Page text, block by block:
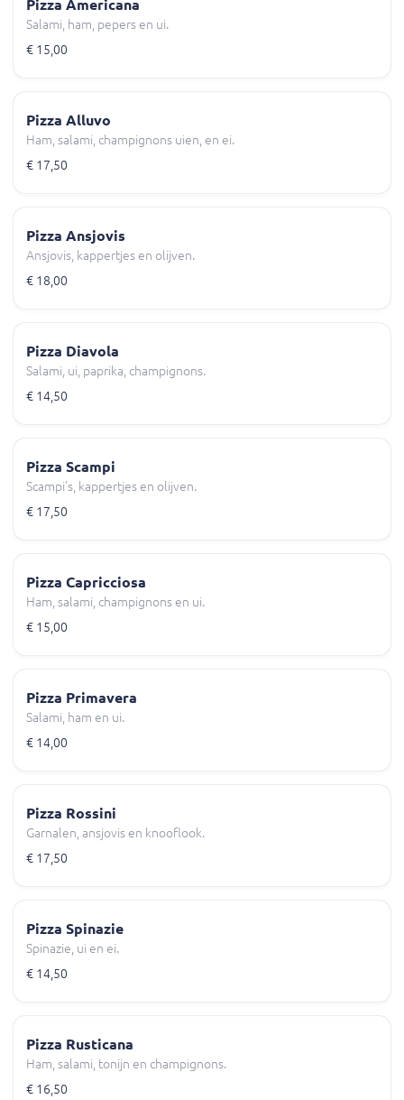
Pizza Americana
Salami, ham, pepers en ui.
€ 15,00
Pizza Alluvo
Ham, salami, champignons uien, en ei.
€ 17,50
Pizza Ansjovis
Ansjovis, kappertjes en olijven.
€ 18,00
Pizza Diavola
Salami, ui, paprika, champignons.
€ 14,50
Pizza Scampi
Scampi's, kappertjes en olijven.
€ 17,50
Pizza Capricciosa
Ham, salami, champignons en ui.
€ 15,00
Pizza Primavera
Salami, ham en ui.
€ 14,00
Pizza Rossini
Garnalen, ansjovis en knooflook.
€ 17,50
Pizza Spinazie
Spinazie, ui en ei.
€ 14,50
Pizza Rusticana
Ham, salami, tonijn en champignons.
€ 16,50